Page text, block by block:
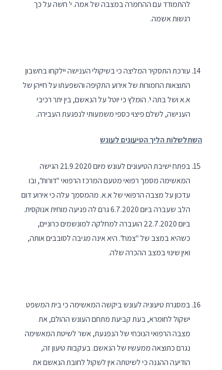
להתמודד עם ההחמרה במצבה של אמה. י' חשה על כך
רגשות אשמה.
עורכת התסקיר המליצה כי בשיקולי הענישה יילקחו בחשבון
התוצאות החמורות של אירוע התקיפה והשפעתו על חייהן של
א.א ושל בתה י'. הומלץ כי יוטל על הנאשם, בין יתר רכיבי
הענישה, לשלם פיצוי כספי משמעותי לנפגעת העבירה.
השתלשלות הליך הטיעונים לעונש
בפתח ישיבת הטיעונים לעונש מיום 21.9.2020 הגישה
המאשימה מסמך רפואי מטעם המרכז הרפואי "דורות", ובו
עדכון על מצבה הרפואי של א.א. מהמסמך עלה כי אירוע דום
הלב שעברה ביום 6.7.2020 גרם לה פגיעה מוחית אנוקסית.
ביום 22.7.2020 הועברה למחלקה למונשמים כרוניים,
כשהיא במצב של "צמח". היא אינה מגיבה לסובבים אותה,
ואין שינוי במצב ההכרה שלה.
במסגרת טיעוניה לעונש ביקשה המאשימה כי בית המשפט
ישקול לחומרא, בעת קביעת מתחם העונש ההולם, את
מצבה הרפואי הנוכחי של הנפגעת, אשר לשיטת המאשימה
נגרם כתוצאה ממעשיו של הנאשם. בעקבות טיעון זה,
הודיעה ההגנה כי לשיטתה אין לשקול לחובת הנאשם את